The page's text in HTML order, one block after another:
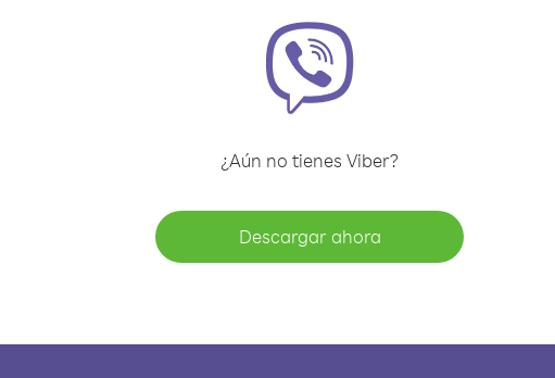
¿Aún no tienes Viber?
Descargar ahora